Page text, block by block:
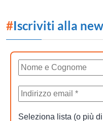
#Iscriviti alla